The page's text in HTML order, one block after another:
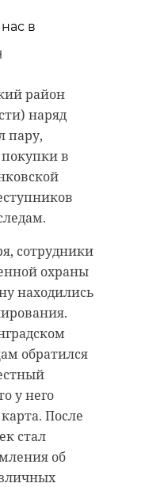
в
район
наряд
пару,
в
сотрудники
охраны
находились
обратился
у него
После
стал
об
в
над Санкт-
Луна.
по
сразу по
перигей 28
близкое
между
день 8
-
для 2023